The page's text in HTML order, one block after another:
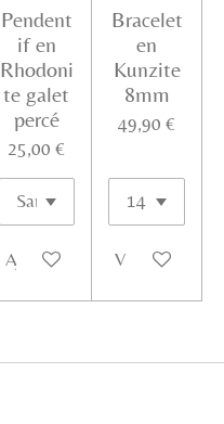
Pendent
if en
Rhodoni
te galet
percé
25,00 €
Ajouter au panier
Bracelet
en
Kunzite
8mm
49,90 €
Voir les détails